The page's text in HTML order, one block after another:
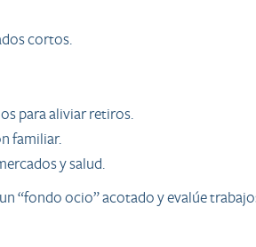
cortos.
para aliviar retiros.
familiar.
y salud.
“fondo ocio” acotado y evalúe